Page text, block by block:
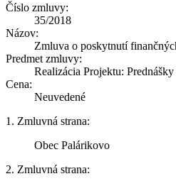
Číslo zmluvy:
35/2018
Názov:
Zmluva o poskytnutí
Predmet zmluvy:
Realizácia Projektu:
Cena:
Neuvedené
1. Zmluvná strana:
Obec Palárikovo
2. Zmluvná strana: